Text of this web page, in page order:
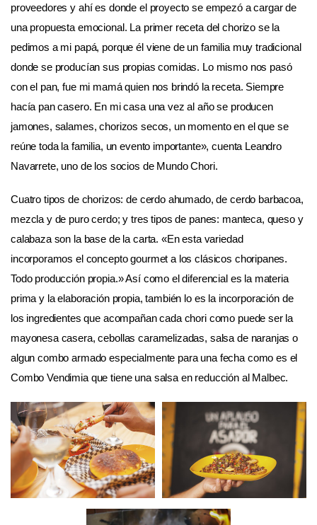
proveedores y ahí es donde el proyecto se empezó a cargar de
una propuesta emocional. La primer receta del chorizo se la
pedimos a mi papá, porque él viene de un familia muy tradicional
donde se producían sus propias comidas. Lo mismo nos pasó
con el pan, fue mi mamá quien nos brindó la receta. Siempre
hacía pan casero. En mi casa una vez al año se producen
jamones, salames, chorizos secos, un momento en el que se
reúne toda la familia, un evento importante», cuenta Leandro
Navarrete, uno de los socios de Mundo Chori.
Cuatro tipos de chorizos: de cerdo ahumado, de cerdo barbacoa,
mezcla y de puro cerdo; y tres tipos de panes: manteca, queso y
calabaza son la base de la carta. «En esta variedad
incorporamos el concepto gourmet a los clásicos choripanes.
Todo producción propia.» Así como el diferencial es la materia
prima y la elaboración propia, también lo es la incorporación de
los ingredientes que acompañan cada chori como puede ser la
mayonesa casera, cebollas caramelizadas, salsa de naranjas o
algun combo armado especialmente para una fecha como es el
Combo Vendimia que tiene una salsa en reducción al Malbec.